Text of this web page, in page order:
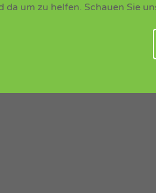
da um zu helfen. Schauen Sie